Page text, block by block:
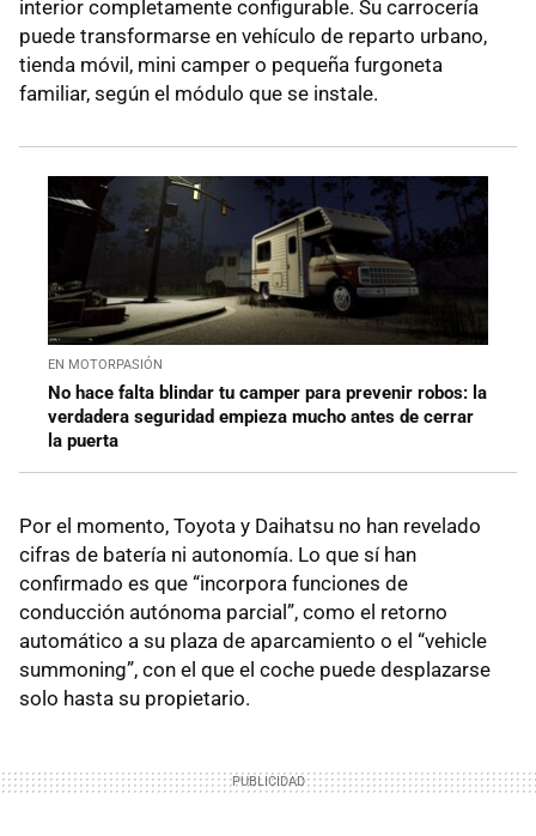
interior completamente configurable. Su carrocería
puede transformarse en vehículo de reparto urbano,
tienda móvil, mini camper o pequeña furgoneta
familiar, según el módulo que se instale.
EN MOTORPASIÓN
No hace falta blindar tu camper para prevenir robos: la
verdadera seguridad empieza mucho antes de cerrar
la puerta
Por el momento, Toyota y Daihatsu no han revelado
cifras de batería ni autonomía. Lo que sí han
confirmado es que “incorpora funciones de
conducción autónoma parcial”, como el retorno
automático a su plaza de aparcamiento o el “vehicle
summoning”, con el que el coche puede desplazarse
solo hasta su propietario.